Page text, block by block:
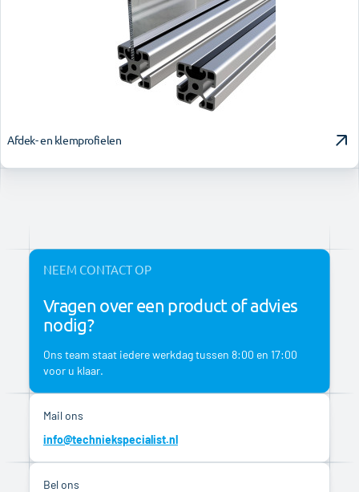
Afdek- en klemprofielen
Vragen over een product of advies
nodig?
NEEM CONTACT OP
Ons team staat iedere werkdag tussen 8:00 en 17:00
voor u klaar.
Mail ons
info@techniekspecialist.nl
Bel ons